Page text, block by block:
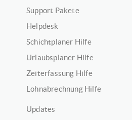
Support Pakete
Helpdesk
Schichtplaner Hilfe
Urlaubsplaner Hilfe
Zeiterfassung Hilfe
Lohnabrechnung Hilfe
Updates